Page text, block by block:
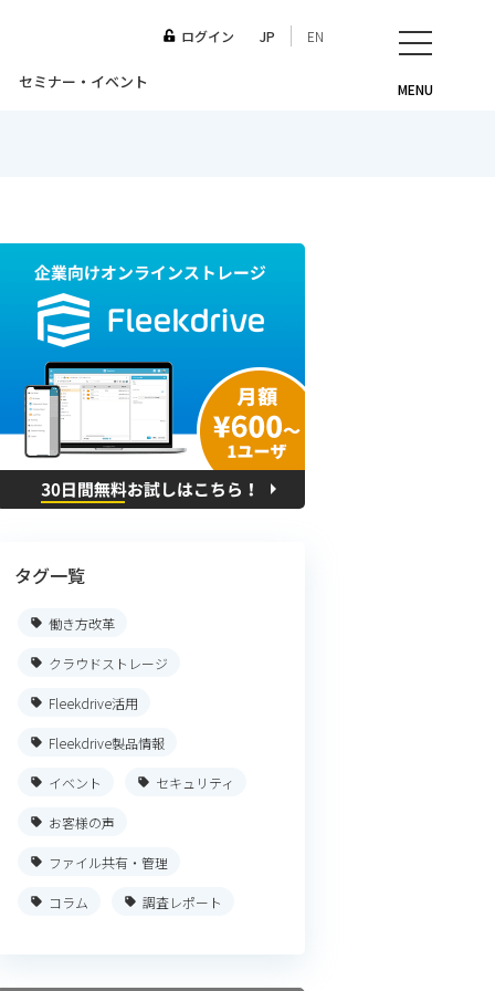
MENU
ログイン JP EN
セミナー・イベント
タグ一覧
働き方改革
クラウドストレージ
Fleekdrive活用
Fleekdrive製品情報
イベント セキュリティ
お客様の声
ファイル共有・管理
コラム 調査レポート